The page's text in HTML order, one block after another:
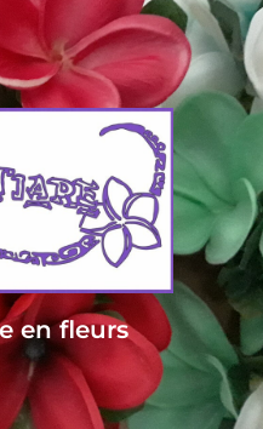
Frais de livraison offert dès 85
euros pour le reste du monde
en fleurs